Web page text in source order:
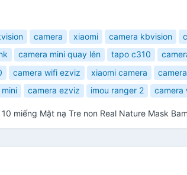
camera xiaomi camera kbvision
camera mini quay lén tapo c310
camera wifi ezviz xiaomi camera
camera ezviz imou ranger 2 camera
10 miếng Mặt nạ Tre non Real Nature Mask